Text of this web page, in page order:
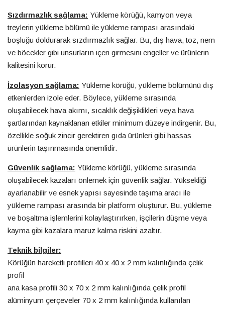
Sızdırmazlık sağlama: Yükleme körüğü, kamyon veya
treylerin yükleme bölümü ile yükleme rampası arasındaki
boşluğu doldurarak sızdırmazlık sağlar. Bu, dış hava, toz, nem
ve böcekler gibi unsurların içeri girmesini engeller ve ürünlerin
kalitesini korur.
İzolasyon sağlama: Yükleme körüğü, yükleme bölümünü dış
etkenlerden izole eder. Böylece, yükleme sırasında
oluşabilecek hava akımı, sıcaklık değişiklikleri veya hava
şartlarından kaynaklanan etkiler minimum düzeye indirgenir. Bu,
özellikle soğuk zincir gerektiren gıda ürünleri gibi hassas
ürünlerin taşınmasında önemlidir.
Güvenlik sağlama: Yükleme körüğü, yükleme sırasında
oluşabilecek kazaları önlemek için güvenlik sağlar. Yüksekliği
ayarlanabilir ve esnek yapısı sayesinde taşıma aracı ile
yükleme rampası arasında bir platform oluşturur. Bu, yükleme
ve boşaltma işlemlerini kolaylaştırırken, işçilerin düşme veya
kayma gibi kazalara maruz kalma riskini azaltır.
Teknik bilgiler:
Körüğün hareketli profilleri 40 x 40 x 2 mm kalınlığında çelik
profil
ana kasa profili 30 x 70 x 2 mm kalınlığında çelik profil
alüminyum çerçeveler 70 x 2 mm kalınlığında kullanılan